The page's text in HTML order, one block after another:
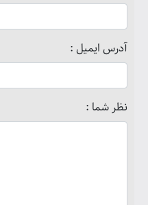
آدرس ایمیل :
نظر شما :